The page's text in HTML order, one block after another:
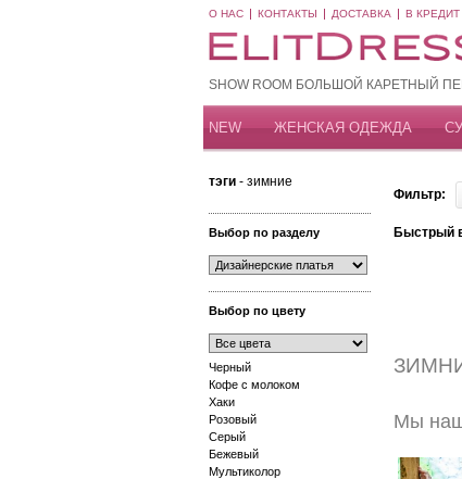
О НАС КОНТАКТЫ ДОСТАВКА В КРЕДИТ
SHOW ROOM БОЛЬШОЙ КАРЕТНЫЙ
NEW ЖЕНСКАЯ ОДЕЖДА
тэги - зимние
Выбор по разделу
Выбор по цвету
Черный
Кофе с молоком
Хаки
Розовый
Серый
Бежевый
Мультиколор
Фильтр:
Быстрый
Мы